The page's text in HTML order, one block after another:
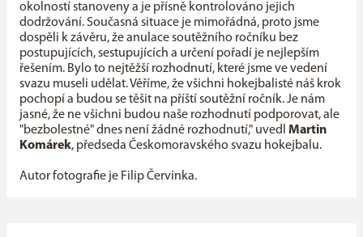
okolností stanoveny a je přísně kontrolováno jejich
dodržování. Současná situace je mimořádná, proto jsme
dospěli k závěru, že anulace soutěžního ročníku bez
postupujících, sestupujících a určení pořadí je nejlepším
řešením. Bylo to nejtěžší rozhodnutí, které jsme ve vedení
svazu museli udělat. Věříme, že všichni hokejbalisté náš krok
pochopí a budou se těšit na příští soutěžní ročník. Je nám
jasné, že ne všichni budou naše rozhodnutí podporovat, ale
"bezbolestné" dnes není žádné rozhodnutí," uvedl Martin
Komárek, předseda Českomoravského svazu hokejbalu.
Autor fotografie je Filip Červinka.